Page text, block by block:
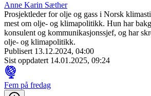
Anne Karin Sæther
Prosjektleder for olje og gass i Norsk
mest om olje- og klimapolitikk. Hun har
konsulent og kommunikasjonssjef, og har
olje- og klimapolitikk.
Publisert 13.12.2024, 04:00
Sist oppdatert 14.01.2025, 09:24
Fem på fredag